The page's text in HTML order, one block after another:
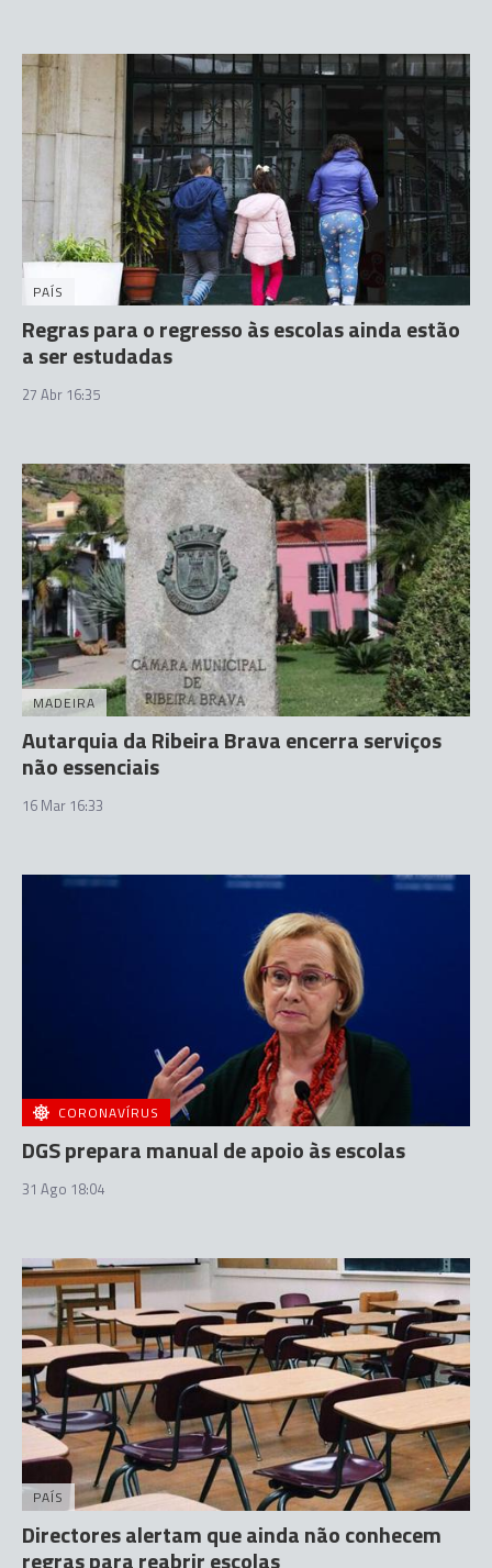
PAÍS
Regras para o regresso às escolas ainda estão
a ser estudadas
27 Abr 16:35
MADEIRA
Autarquia da Ribeira Brava encerra serviços
não essenciais
16 Mar 16:33
CORONAVÍRUS
DGS prepara manual de apoio às escolas
31 Ago 18:04
PAÍS
Directores alertam que ainda não conhecem
regras para reabrir escolas